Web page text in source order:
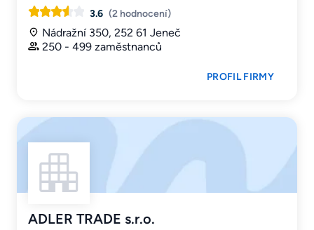
3.6 (2 hodnocení)
Nádražní 350, 252 61 Jeneč
250 - 499 zaměstnanců
PROFIL FIRMY
ADLER TRADE s.r.o.